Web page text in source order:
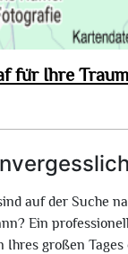
für Ihre
auf der Suche
Ein
großen